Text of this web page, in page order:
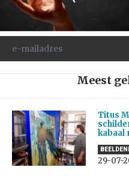
Meest
Titus
kabaal
29-07-